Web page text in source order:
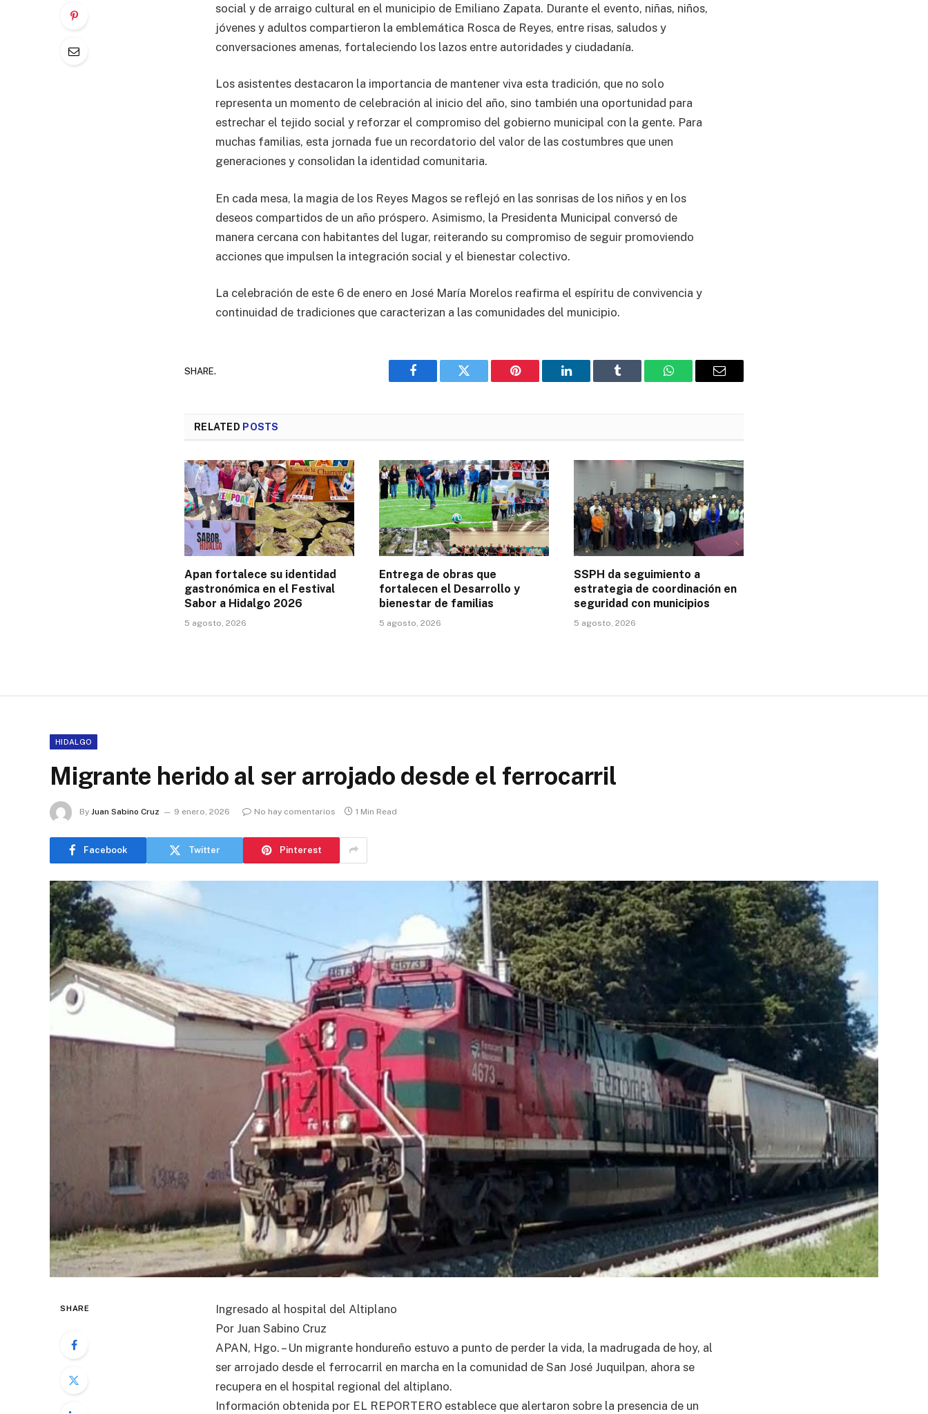
social y de arraigo cultural en el municipio de Emiliano Zapata. Durante el evento, niñas, niños,
jóvenes y adultos compartieron la emblemática Rosca de Reyes, entre risas, saludos y
conversaciones amenas, fortaleciendo los lazos entre autoridades y ciudadanía.
Los asistentes destacaron la importancia de mantener viva esta tradición, que no solo
representa un momento de celebración al inicio del año, sino también una oportunidad para
estrechar el tejido social y reforzar el compromiso del gobierno municipal con la gente. Para
muchas familias, esta jornada fue un recordatorio del valor de las costumbres que unen
generaciones y consolidan la identidad comunitaria.
En cada mesa, la magia de los Reyes Magos se reflejó en las sonrisas de los niños y en los
deseos compartidos de un año próspero. Asimismo, la Presidenta Municipal conversó de
manera cercana con habitantes del lugar, reiterando su compromiso de seguir promoviendo
acciones que impulsen la integración social y el bienestar colectivo.
La celebración de este 6 de enero en José María Morelos reafirma el espíritu de convivencia y
continuidad de tradiciones que caracterizan a las comunidades del municipio.
SHARE.
Facebook Twitter Pinterest LinkedIn Tumblr WhatsAppEmail
RELATED POSTS
Apan fortalece su identidad
gastronómica en el Festival
Sabor a Hidalgo 2026
5 agosto, 2026
Entrega de obras que
fortalecen el Desarrollo y
bienestar de familias
5 agosto, 2026
SSPH da seguimiento a
estrategia de coordinación en
seguridad con municipios
5 agosto, 2026
HIDALGO
Migrante herido al ser arrojado desde el ferrocarril
By Juan Sabino Cruz 9 enero, 2026 No hay comentarios 1 Min Read
Facebook Twitter Pinterest
SHARE
Ingresado al hospital del Altiplano
Por Juan Sabino Cruz
APAN, Hgo. – Un migrante hondureño estuvo a punto de perder la vida, la madrugada de hoy, al
ser arrojado desde el ferrocarril en marcha en la comunidad de San José Juquilpan, ahora se
recupera en el hospital regional del altiplano.
Información obtenida por EL REPORTERO establece que alertaron sobre la presencia de un